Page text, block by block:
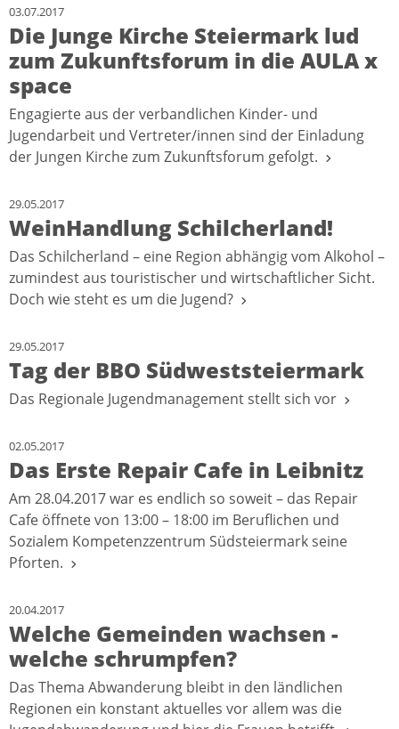
03.07.2017
Die Junge Kirche Steiermark lud
zum Zukunftsforum in die AULA x
space
Engagierte aus der verbandlichen Kinder- und
Jugendarbeit und Vertreter/innen sind der Einladung
der Jungen Kirche zum Zukunftsforum gefolgt.
29.05.2017
WeinHandlung Schilcherland!
Das Schilcherland – eine Region abhängig vom Alkohol –
zumindest aus touristischer und wirtschaftlicher Sicht.
Doch wie steht es um die Jugend?
29.05.2017
Tag der BBO Südweststeiermark
Das Regionale Jugendmanagement stellt sich vor
02.05.2017
Das Erste Repair Cafe in Leibnitz
Am 28.04.2017 war es endlich so soweit – das Repair
Cafe öffnete von 13:00 – 18:00 im Beruflichen und
Sozialem Kompetenzzentrum Südsteiermark seine
Pforten.
20.04.2017
Welche Gemeinden wachsen -
welche schrumpfen?
Das Thema Abwanderung bleibt in den ländlichen
Regionen ein konstant aktuelles vor allem was die